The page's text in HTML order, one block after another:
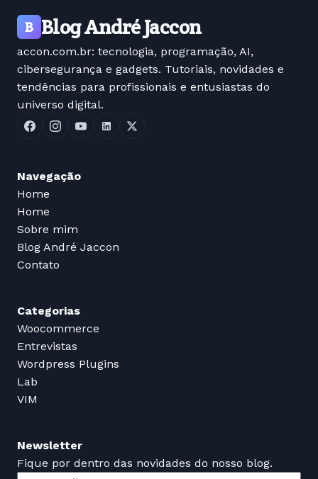
B Blog André Jaccon
accon.com.br: tecnologia, programação, AI,
cibersegurança e gadgets. Tutoriais, novidades e
tendências para profissionais e entusiastas do
universo digital.
Navegação
Home
Home
Sobre mim
Blog André Jaccon
Contato
Categorias
Woocommerce
Entrevistas
Wordpress Plugins
Lab
VIM
Newsletter
Fique por dentro das novidades do nosso blog.